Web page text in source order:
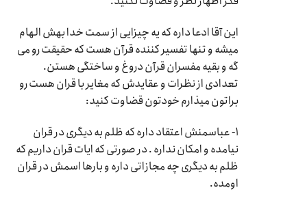
این آقا ادعا داره که یه چیزایی از سمت خدا بهش الهام
میشه و تنها تفسیر کننده قرآن هست که حقیقت رو می
گه و بقیه مفسران قرآن دروغ و ساختگی هستن.
تعدادی از نظرات و عقایدش که مغایر با قران هست رو
براتون میذارم خودتون قضاوت کنید:
۱- عباسمنش اعتقاد داره که ظلم به دیگری در قران
نیامده و امکان نداره . در صورتی که ایات قران داریم که
ظلم به دیگری چه مجازاتی داره و بارها اسمش در قران
اومده.